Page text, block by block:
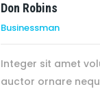
Don Robins
Businessman
Integer sit amet
auctor ornare